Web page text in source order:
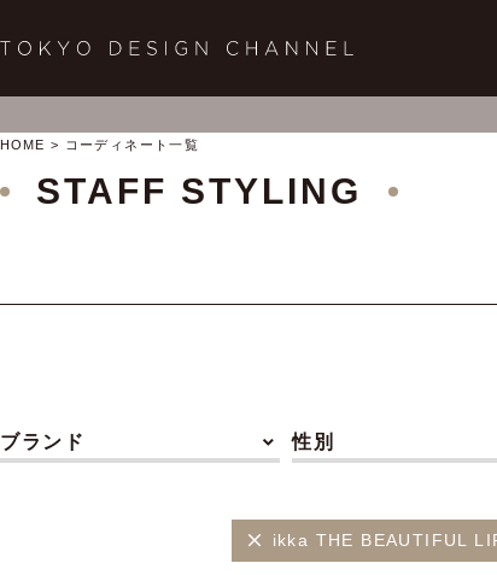
HOME コーディネート一覧
STAFF STYLING
ブランド 性別
ikka THE BEAUTIFUL